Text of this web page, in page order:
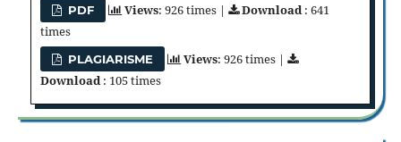
PDF Views: 926 times | Download: 641
times
PLAGIARISME Views: 926 times |
Download: 105 times